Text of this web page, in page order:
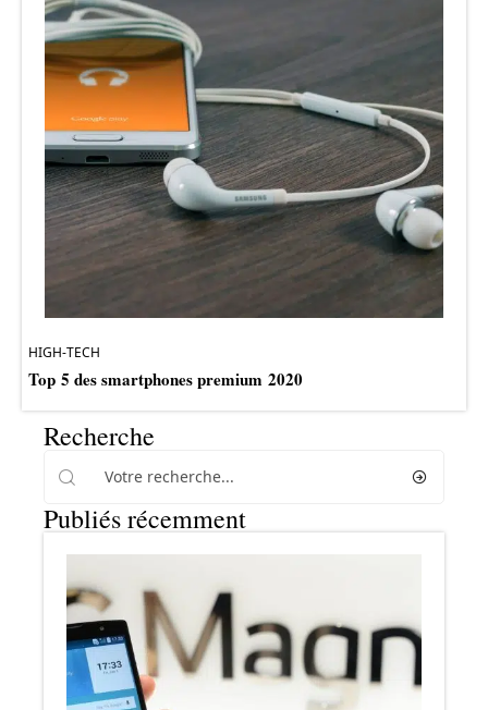
HIGH-TECH
Top 5 des smartphones premium 2020
Recherche
Publiés récemment